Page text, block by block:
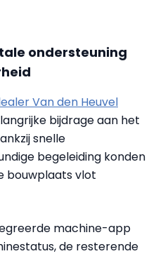
ondersteuning
Van den Heuvel
bijdrage aan het
snelle
begeleiding konden
bouwplaats vlot
machine-app
de resterende